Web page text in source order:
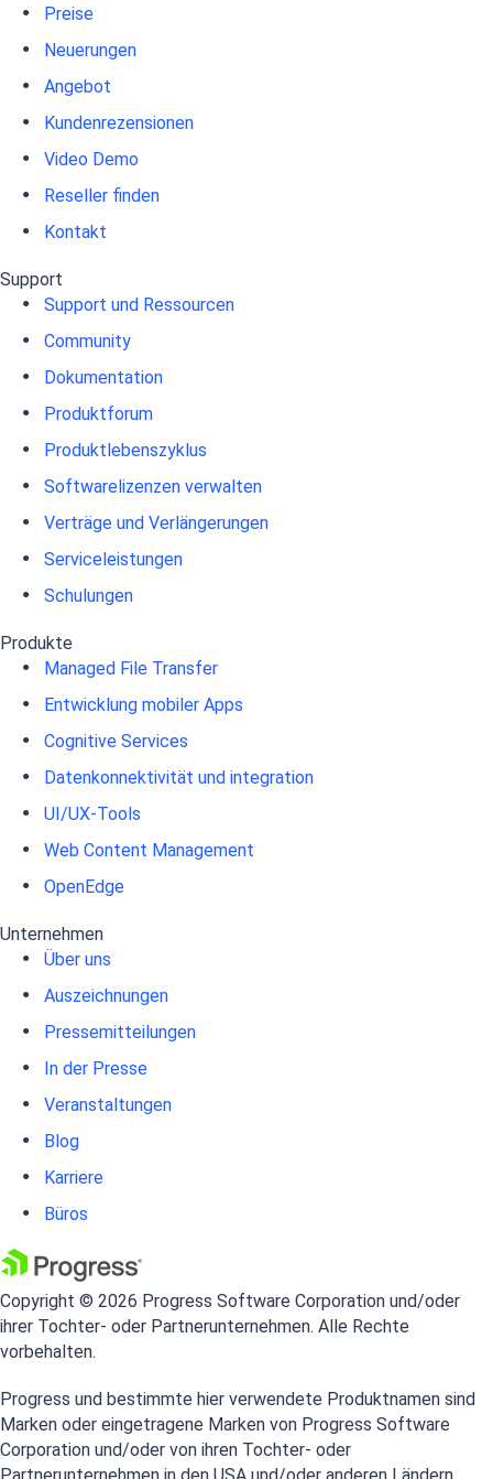
Preise
Neuerungen
Angebot
Kundenrezensionen
Video Demo
Reseller finden
Kontakt
Support
Support und Ressourcen
Community
Dokumentation
Produktforum
Produktlebenszyklus
Softwarelizenzen verwalten
Verträge und Verlängerungen
Serviceleistungen
Schulungen
Produkte
Managed File Transfer
Entwicklung mobiler Apps
Cognitive Services
Datenkonnektivität und integration
UI/UX-Tools
Web Content Management
OpenEdge
Unternehmen
Über uns
Auszeichnungen
Pressemitteilungen
In der Presse
Veranstaltungen
Blog
Karriere
Büros
Copyright © 2026 Progress Software Corporation und/oder
ihrer Tochter- oder Partnerunternehmen. Alle Rechte
vorbehalten.
Progress und bestimmte hier verwendete Produktnamen sind
Marken oder eingetragene Marken von Progress Software
Corporation und/oder von ihren Tochter- oder